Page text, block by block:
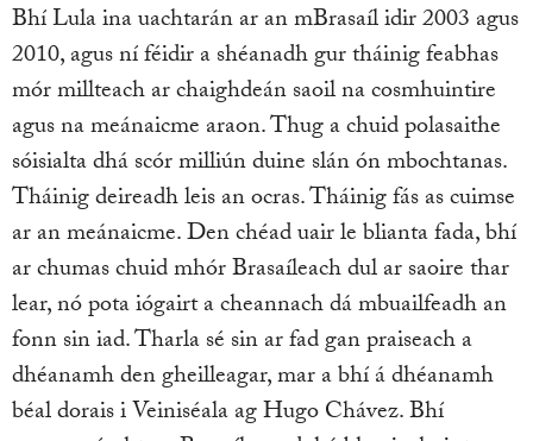
Bhí Lula ina uachtarán ar an mBrasaíl idir 2003 agus
2010, agus ní féidir a shéanadh gur tháinig feabhas
mór millteach ar chaighdeán saoil na cosmhuintire
agus na meánaicme araon. Thug a chuid polasaithe
sóisialta dhá scór milliún duine slán ón mbochtanas.
Tháinig deireadh leis an ocras. Tháinig fás as cuimse
ar an meánaicme. Den chéad uair le blianta fada, bhí
ar chumas chuid mhór Brasaíleach dul ar saoire thar
lear, nó pota iógairt a cheannach dá mbuailfeadh an
fonn sin iad. Tharla sé sin ar fad gan praiseach a
dhéanamh den gheilleagar, mar a bhí á dhéanamh
béal dorais i Veiniséala ag Hugo Chávez. Bhí